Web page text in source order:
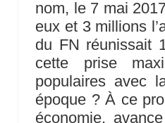
nom, le 7 mai
eux et 3 millions
du FN réunissait
cette prise
populaires avec
époque ? À ce
économie,